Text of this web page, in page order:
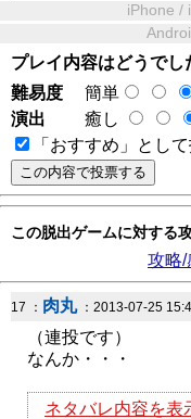
iPhone /
プレイ内容はどうでし
難易度
簡単
演出
癒し
「おすすめ」とし
この脱出ゲームに対する
攻略/
17 ： 肉丸：2013-07-25
（連投です）
なんか・・・
ネタバレ内容を表